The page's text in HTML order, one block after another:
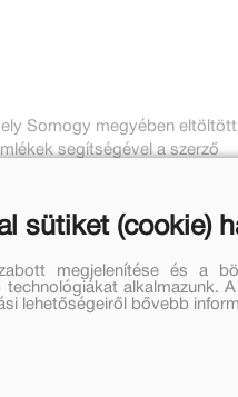
Somogy megyében eltöltött
segítségével a szerző
titkaiba. A regény
formálták.
további részei
sütiket (cookie)
megjelenítése és a
alkalmazunk.
lehetőségeiről bővebb